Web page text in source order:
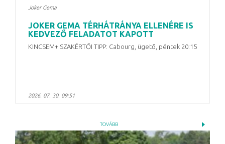
Joker Gema
JOKER GEMA TÉRHÁTRÁNYA ELLENÉRE IS
KEDVEZŐ FELADATOT KAPOTT
KINCSEM+ SZAKÉRTŐI TIPP: Cabourg, ügető, péntek 20:15
2026. 07. 30. 09:51
TOVÁBB